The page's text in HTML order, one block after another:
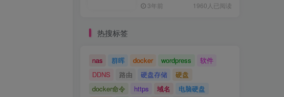
3年前 1960人已阅读
热搜标签
nas 群晖 docker wordpress
软件
DDNS
路由 硬盘存储
硬盘
docker命令
https 域名
电脑硬盘
移动宽带配置IPV6环境，通